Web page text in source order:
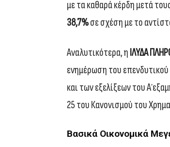
με τα καθαρά κέρδη μετά
38,7%σε σχέση με το
Αναλυτικότερα, η ΙΛΥΔΑ
ενημέρωση του επενδυτικού
και των εξελίξεων του Α΄
25 του Κανονισμού του
Βασικά Οικονομικά